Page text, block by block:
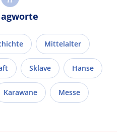
Mittelalter
Sklave Hanse
Karawane Messe